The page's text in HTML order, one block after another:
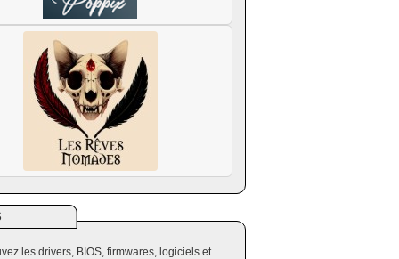
les drivers, BIOS, firmwares, logiciels et